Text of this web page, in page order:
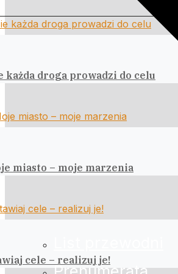
każda droga prowadzi do celu
miasto – moje marzenia
cele – realizuj je!